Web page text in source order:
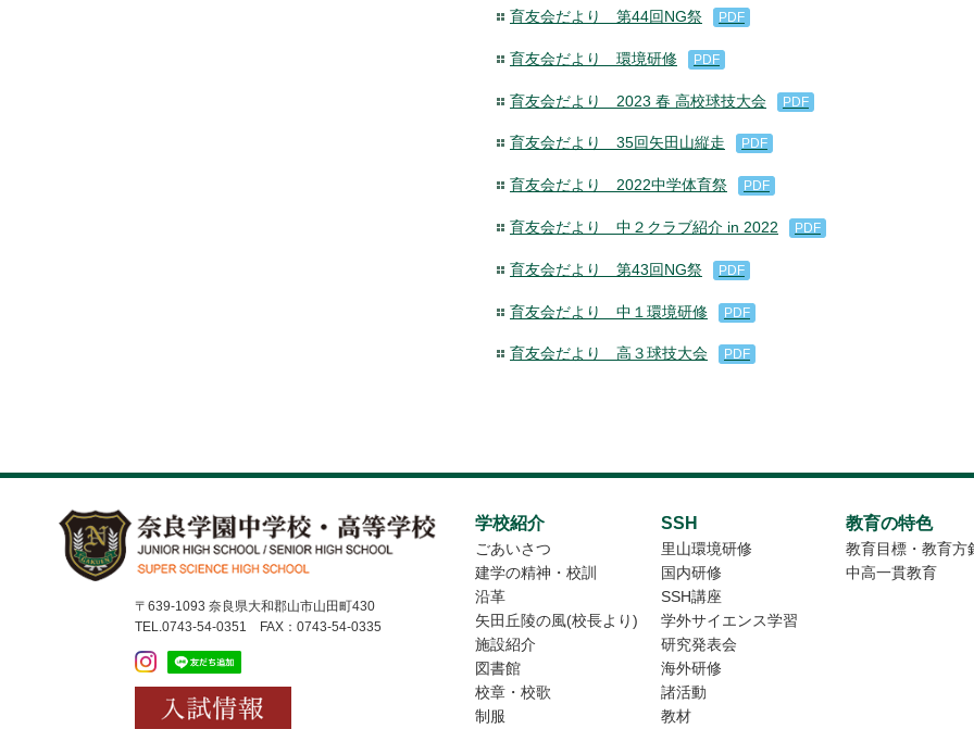
育友会だより 第44回NG祭 PDF
育友会だより 環境研修 PDF
育友会だより 2023 春 高校球技大会 PDF
育友会だより 35回矢田山縦走 PDF
育友会だより 2022中学体育祭 PDF
育友会だより 中２クラブ紹介 in 2022 PDF
育友会だより 第43回NG祭 PDF
育友会だより 中１環境研修 PDF
育友会だより 高３球技大会 PDF
〒639-1093 奈良県大和郡山市山田町430
TEL.0743-54-0351 FAX：0743-54-0335
学校紹介
ごあいさつ
建学の精神・校訓
沿革
矢田丘陵の風(校長より)
施設紹介
図書館
校章・校歌
制服
SSH
里山環境研修
国内研修
SSH講座
学外サイエンス学習
研究発表会
海外研修
諸活動
教材
教育の特色
教育目標・教育方
中高一貫教育